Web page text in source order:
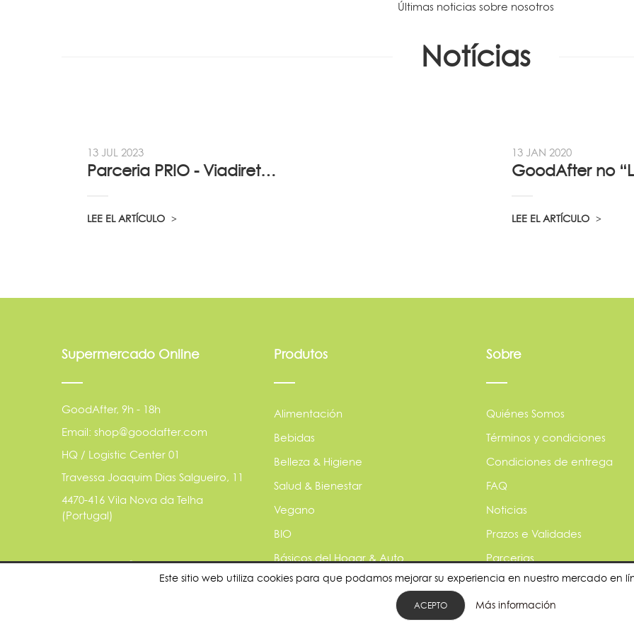
Este sitio web utiliza cookies para que podamos mejorar su experiencia en nuestro mercado en
ACEPTO Más información
Últimas noticias sobre nosotros
Notícias
13 JUL 2023
Parceria PRIO - Viadireta - Goodafter...
LEE EL ARTÍCULO
13 JAN 2020
LEE EL ARTÍCULO
Supermercado Online
GoodAfter, 9h - 18h
Email: shop@goodafter.com
HQ / Logistic Center 01
Travessa Joaquim Dias Salgueiro, 11
4470-416 Vila Nova da Telha
(Portugal)
Produtos
Alimentación
Bebidas
Belleza & Higiene
Salud & Bienestar
Vegano
BIO
Básicos del Hogar & Auto
Animales
Sobre
Quiénes Somos
Términos y condiciones
Condiciones de entrega
FAQ
Noticias
Prazos e Validades
Parcerias
Política de privacidade
¿Quieres ser nuestro